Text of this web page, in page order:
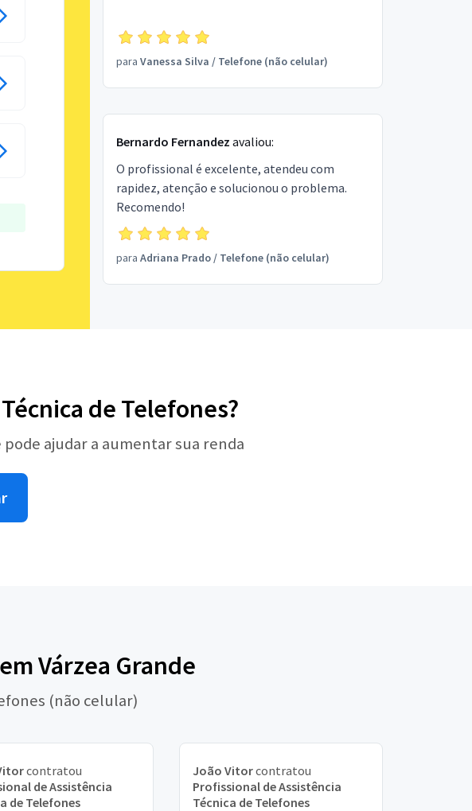
para Vanessa Silva / Telefone (não celular)
Bernardo Fernandez avaliou:
O profissional é excelente, atendeu com
rapidez, atenção e solucionou o problema.
Recomendo!
para Adriana Prado/ Telefone (não celular)
de Telefones?
pode ajudar a aumentar sua renda
Várzea Grande
(não celular)
contratou
de Assistência
de Telefones
João Vitorcontratou
Profissional de Assistência
Técnica de Telefones